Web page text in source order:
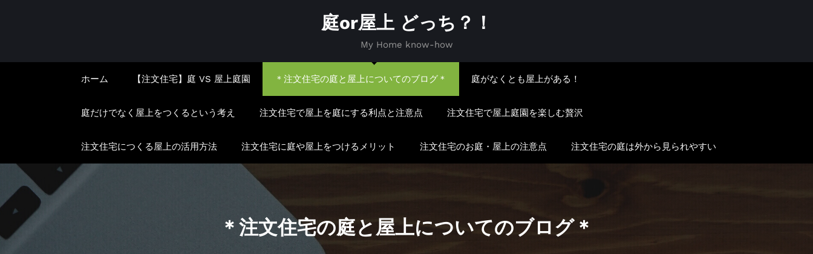
ン
庭or屋上 どっち？！
My Home know-how
ホーム 【注文住宅】庭 VS 屋上庭園 ＊注文住宅の庭と屋上についてのブログ＊ 庭がなくとも屋上がある！
庭だけでなく屋上をつくるという考え 注文住宅で屋上を庭にする利点と注意点 注文住宅で屋上庭園を楽しむ贅沢
注文住宅につくる屋上の活用方法 注文住宅に庭や屋上をつけるメリット 注文住宅のお庭・屋上の注意点 注文住宅の庭は外から見られやすい
＊注文住宅の庭と屋上についてのブログ＊